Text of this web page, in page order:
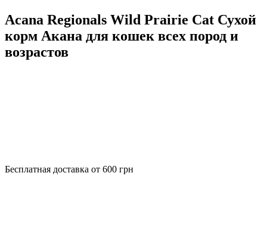
Acana Regionals Wild Prairie Cat Сухой
корм Акана для кошек всех пород и
возрастов
Бесплатная доставка от 600 грн